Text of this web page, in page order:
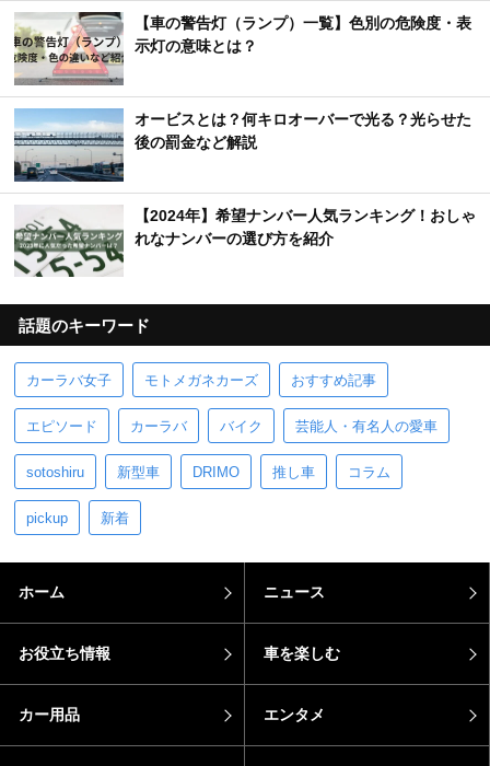
【車の警告灯（ランプ）一覧】色別の危険度・表
示灯の意味とは？
オービスとは？何キロオーバーで光る？光らせた
後の罰金など解説
【2024年】希望ナンバー人気ランキング！おしゃ
れなナンバーの選び方を紹介
話題のキーワード
カーラバ女子 モトメガネカーズ おすすめ記事
エピソード カーラバ バイク 芸能人・有名人の愛車
sotoshiru 新型車 DRIMO 推し車 コラム
pickup 新着
ホーム ニュース
お役立ち情報 車を楽しむ
カー用品 エンタメ